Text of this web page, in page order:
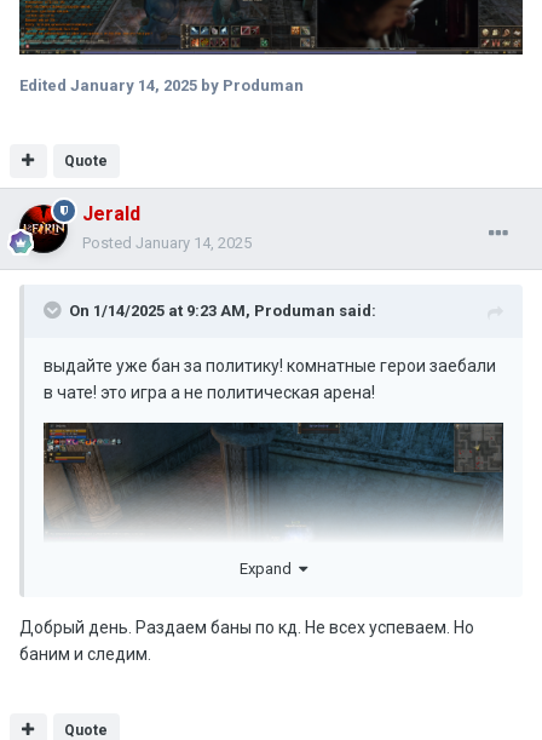
Edited January 14, 2025 by Produman
Quote
Jerald
Posted January 14, 2025
On 1/14/2025 at 9:23 AM, Produman said:
выдайте уже бан за политику! комнатные герои заебали
в чате! это игра а не политическая арена!
Expand
Добрый день. Раздаем баны по кд. Не всех успеваем. Но
баним и следим.
Quote